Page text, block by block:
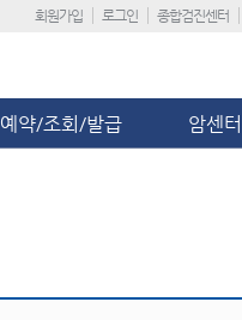
회원가입 로그인 종합검진센터
예약/조회/발급 암센터